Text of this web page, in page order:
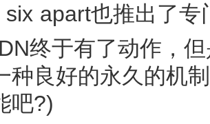
six apart也推出了
终于有了动作，
种良好的永久的机
吧?)